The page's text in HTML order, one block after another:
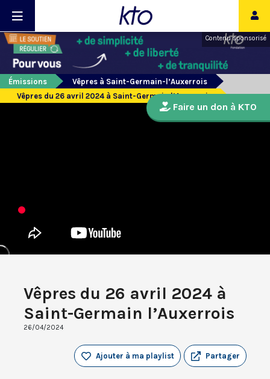
Contenu sponsorisé
Émissions
Vêpres à Saint-Germain-l’Auxerrois
Vêpres du 26 avril 2024 à Saint-Germain l’Auxerrois
Vêpres du 26 avril 2024 à
Saint-Germain l’Auxerrois
26/04/2024
Partager
Ajouter à ma playlist
Faire un don à KTO